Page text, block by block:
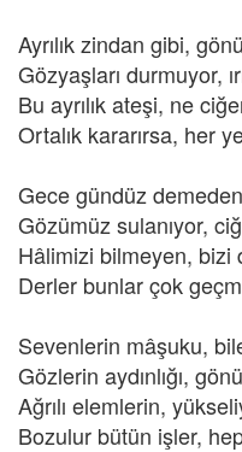
Ayrılık zindan gibi,
Gözyaşları durmuyor,
Bu ayrılık ateşi, ne
Ortalık kararırsa, her
Gece gündüz
Gözümüz sulanıyor,
Hâlimizi bilmeyen, bizi
Derler bunlar çok
Sevenlerin mâşuku,
Gözlerin aydınlığı,
Ağrılı elemlerin,
Bozulur bütün işler,